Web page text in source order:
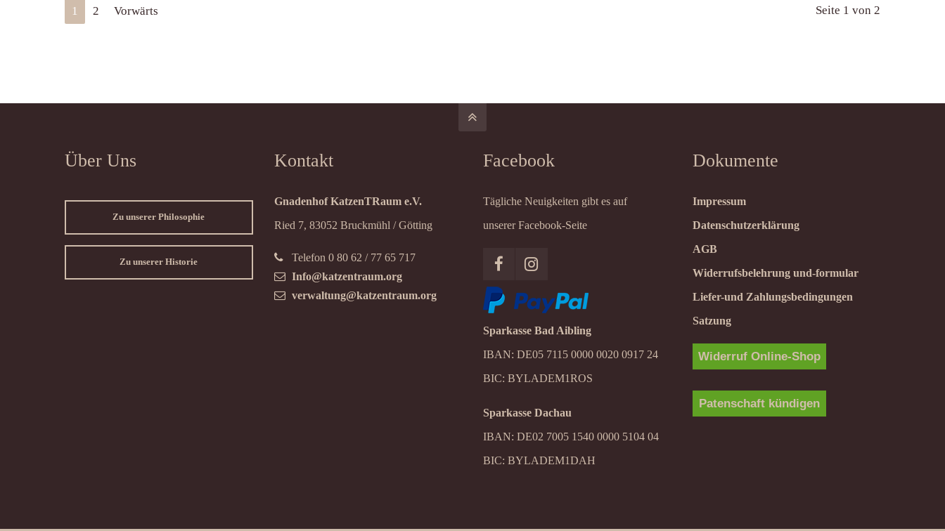
Seite 1 von 2
1 2 Vorwärts
Über Uns
Zu unserer Philosophie
Zu unserer Historie
Kontakt
Gnadenhof KatzenTRaum e.V.
Ried 7, 83052 Bruckmühl / Götting
Telefon 0 80 62 / 77 65 717
Info@katzentraum.org
verwaltung@katzentraum.org
Facebook
Tägliche Neuigkeiten gibt es auf
unserer Facebook-Seite
Sparkasse Bad Aibling
IBAN: DE05 7115 0000 0020 0917 24
BIC: BYLADEM1ROS
Sparkasse Dachau
IBAN: DE02 7005 1540 0000 5104 04
BIC: BYLADEM1DAH
Dokumente
Impressum
Datenschutzerklärung
AGB
Widerrufsbelehrung und-formular
Liefer-und Zahlungsbedingungen
Satzung
Widerruf Online-Shop
Patenschaft kündigen